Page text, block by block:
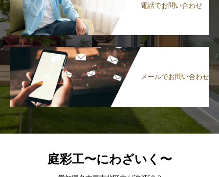
電話でお問い合わせ
メールでお問い合わせ
庭彩工〜にわざいく〜